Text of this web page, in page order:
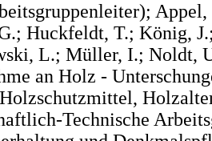
Huckfeldt, T.; König,
L.; Müller, I.; Noldt,
an Holz -
Technische